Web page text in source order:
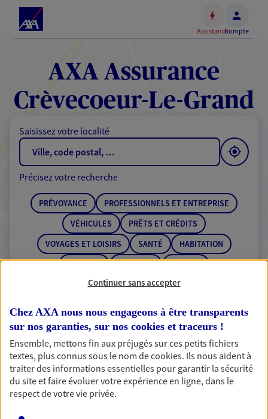
Accéder
contenu
principal
Accéder
au
de
AssistanceCompte
AXA Assurance
Crèvecoeur-Le-Grand
Saisissez votre localité
RECHERCHER
Précisez votre recherche
PRÉVOYANCE
PROFESSIONNELS ET ENTREPRISE
VÉHICULES
PRÊTS ET CRÉDITS
VOYAGES ET LOISIRS
SANTÉ
HABITATION
ÉPARGNE
RETRAITE BANQUE
1 résultat correspond à votre
recherche
Passer les
résultats
Continuer sans accepter
Chez AXA nous nous engageons à être transparents
sur nos garanties, sur nos cookies et traceurs !
Ensemble, mettons fin aux préjugés sur ces petits fichiers
textes, plus connus sous le nom decookies. Ils nous aident à
traiter des informations essentielles pour garantir la sécurité
du site et faire évoluer votre expérience en ligne, dans le
respect de votre vie privée.